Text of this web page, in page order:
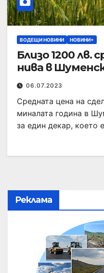
ВОДЕЩИ НОВИНИ НОВИНИ+
Близо 1200 лв.
нива в
06.07.2023
Средната цена на
миналата година в
за един декар, което
Реклама